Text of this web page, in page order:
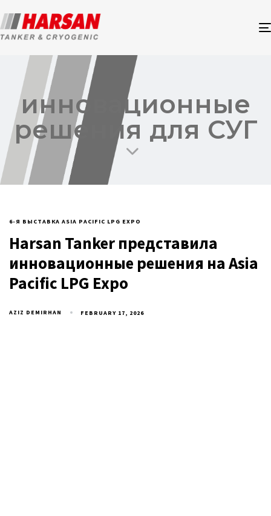
инновационные
решения для СУГ
6-Я ВЫСТАВКА ASIA PACIFIC LPG EXPO
Harsan Tanker представила
инновационные решения на Asia
Pacific LPG Expo
AZIZ DEMIRHAN FEBRUARY 17, 2026